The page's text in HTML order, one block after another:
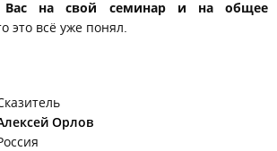
Вас на свой семинар и на общее
это всё уже понял.
Орлов